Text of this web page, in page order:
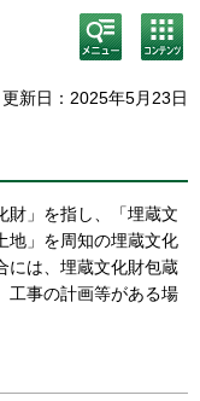
検
索・
メニ
コン
テン
ニュ
更新日：2025年5月23日
財」を指し、「埋蔵文
地」を周知の埋蔵文化
には、埋蔵文化財包蔵
工事の計画等がある場